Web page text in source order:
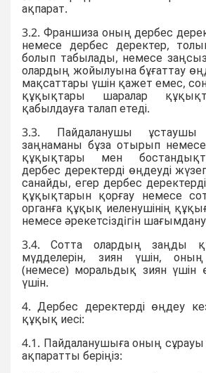
ақпарат.
3.2. Франшиза оның дербес
немесе дербес деректер,
болып табылады, немесе
олардың жойылуына бұғаттау
мақсаттары үшін қажет емес,
құқықтары шаралар
қабылдауға талап етеді.
3.3. Пайдаланушы ұстаушы
заңнаманы бұза отырып
құқықтары мен
дербес деректерді өңдеуді
санайды, егер дербес деректерді
құқықтарын қорғау немесе
органға құқық иеленушінің
немесе әрекетсiздiгiн
3.4. Сотта олардың заңды
мүдделерін, зиян үшін,
(немесе) моральдық зиян үшін
үшін.
4. Дербес деректерді өңдеу
құқық иесі:
4.1. Пайдаланушыға оның
ақпаратты беріңіз: